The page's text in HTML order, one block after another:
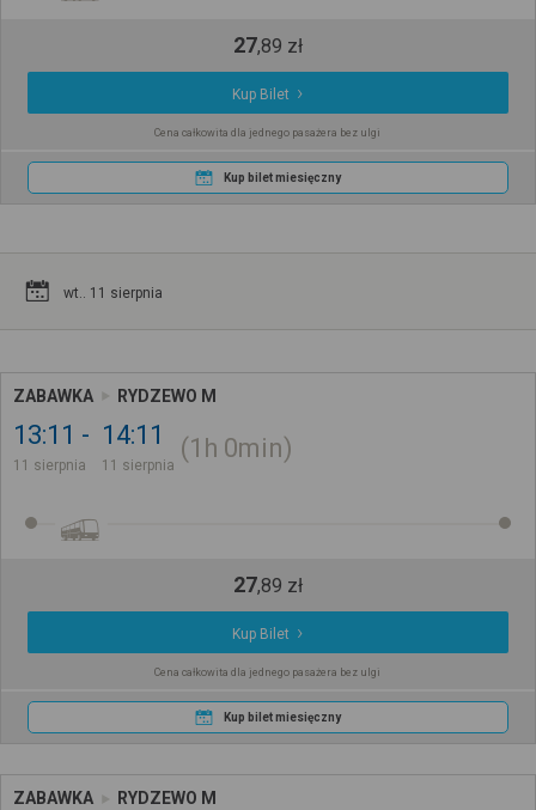
27,89 zł
Kup Bilet
Cena całkowita dla jednego pasażera bez ulgi
Kup bilet miesięczny
wt.. 11 sierpnia
ZABAWKA RYDZEWO M
13:11
11 sierpnia
14:11
11 sierpnia
1h 0min
27,89 zł
Kup Bilet
Cena całkowita dla jednego pasażera bez ulgi
Kup bilet miesięczny
ZABAWKA RYDZEWO M